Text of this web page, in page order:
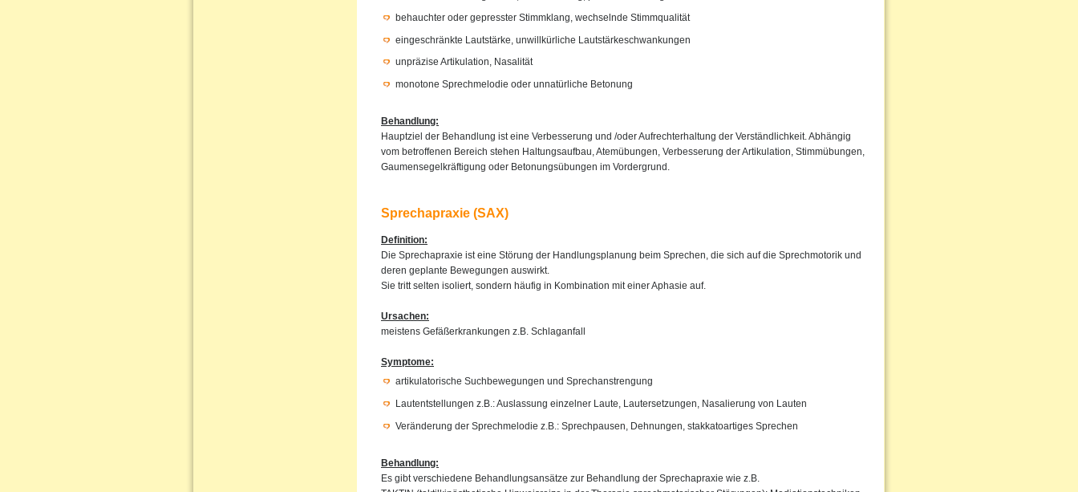
behauchter oder gepresster Stimmklang, wechselnde Stimmqualität
eingeschränkte Lautstärke, unwillkürliche Lautstärkeschwankungen
unpräzise Artikulation, Nasalität
monotone Sprechmelodie oder unnatürliche Betonung
Behandlung:
Hauptziel der Behandlung ist eine Verbesserung und /oder Aufrechterhaltung der Verständlichkeit. Abhängig
vom betroffenen Bereich stehen Haltungsaufbau, Atemübungen, Verbesserung der Artikulation, Stimmübungen,
Gaumensegelkräftigung oder Betonungsübungen im Vordergrund.
Sprechapraxie (SAX)
Definition:
Die Sprechapraxie ist eine Störung der Handlungsplanung beim Sprechen, die sich auf die Sprechmotorik und
deren geplante Bewegungen auswirkt.
Sie tritt selten isoliert, sondern häufig in Kombination mit einer Aphasie auf.
Ursachen:
meistens Gefäßerkrankungen z.B. Schlaganfall
Symptome:
artikulatorische Suchbewegungen und Sprechanstrengung
Lautentstellungen z.B.: Auslassung einzelner Laute, Lautersetzungen, Nasalierung von Lauten
Veränderung der Sprechmelodie z.B.: Sprechpausen, Dehnungen, stakkatoartiges Sprechen
Behandlung:
Es gibt verschiedene Behandlungsansätze zur Behandlung der Sprechapraxie wie z.B.